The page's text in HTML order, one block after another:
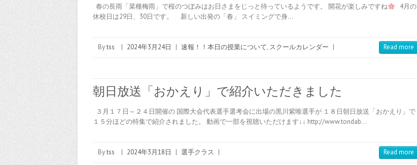
春の長雨「菜種梅雨」で桜のつぼみはお日さまをじっと待っているようです。 開花が楽しみですね
4月の
休校日は29日、30日です。 新しい出発の「春」 スイミングで身…
Bytss | 2024年3月24日 | 速報！！本日の授業について, スクールカレンダー | Read more
朝日放送「おかえり」で紹介いただきました
３月１７日～２４日開催の 国際大会代表選手選考会に出場の黒川紫唯選手が １８日朝日放送「おかえり」で
１５分ほどの特集で紹介されました。 動画で一部を視聴いただけます↓↓ http://www.tondab…
Bytss | 2024年3月18日 | 選手クラス | Read more